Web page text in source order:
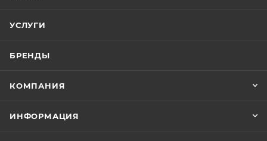
УСЛУГИ
БРЕНДЫ
КОМПАНИЯ
ИНФОРМАЦИЯ